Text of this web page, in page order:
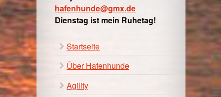
hafenhunde@gmx.de
Dienstag ist mein Ruhetag!
Startseite
Über Hafenhunde
Agility